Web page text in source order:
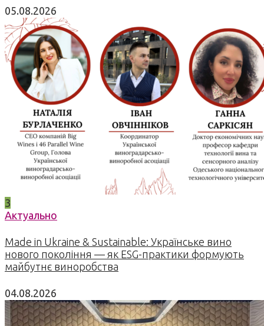
05.08.2026
3
Актуально
Made in Ukraine & Sustainable: Українське вино
нового покоління — як ESG-практики формують
майбутнє виноробства
04.08.2026